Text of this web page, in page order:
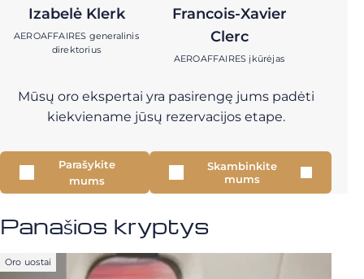
Izabelė Klerk
AEROAFFAIRES generalinis
direktorius
Francois-Xavier
Clerc
AEROAFFAIRES įkūrėjas
Mūsų oro ekspertai yra pasirengę jums padėti
kiekviename jūsų rezervacijos etape.
Parašykite
mums
Skambinkite
mums
Panašios kryptys
Oro uostai